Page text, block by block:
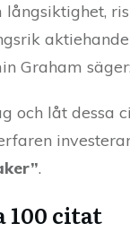
Graham
och låt dessa
.
100 citat